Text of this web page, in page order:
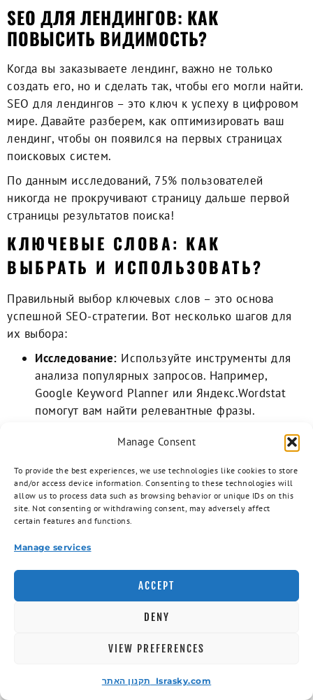
Manage Consent
To provide the best experiences, we use technologies like cookies to store
and/or access device information. Consenting to these technologies will
allow us to process data such as browsing behavior or unique IDs on this
site. Not consenting or withdrawing consent, may adversely affect
certain features and functions.
Manage services
ACCEPT
DENY
VIEW PREFERENCES
תקנון האתר Israsky.com
SEO ДЛЯ ЛЕНДИНГОВ: КАК
ПОВЫСИТЬ ВИДИМОСТЬ?
Когда вы заказываете лендинг, важно не только
создать его, но и сделать так, чтобы его могли найти.
SEO для лендингов – это ключ к успеху в цифровом
мире. Давайте разберем, как оптимизировать ваш
лендинг, чтобы он появился на первых страницах
поисковых систем.
По данным исследований, 75% пользователей
никогда не прокручивают страницу дальше первой
страницы результатов поиска!
КЛЮЧЕВЫЕ СЛОВА: КАК
ВЫБРАТЬ И ИСПОЛЬЗОВАТЬ?
Правильный выбор ключевых слов – это основа
успешной SEO-стратегии. Вот несколько шагов для
их выбора:
Исследование: Используйте инструменты для
анализа популярных запросов. Например,
Google Keyword Planner или Яндекс.Wordstat
помогут вам найти релевантные фразы.
продвигать выбранные вами слова. Слишком
неподъемными.
Долгие хвосты:Не забывайте о длинных
ключевых фразах (например,заказать сайт-
целевую аудиторию.
ОПТИМИЗАЦИЯ МЕТА-ТЕГОВ И
ЗАГОЛОВКОВ
системы видят первыми. Обратите внимание на